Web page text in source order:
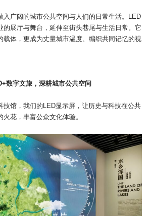
入广阔的城市公共空间与人们的日常生活。LED
的展厅与舞台，延伸至街头巷尾与生活日常。它
载体，更成为丈量城市温度、编织共同记忆的视
数字文旅，深耕城市公共空间
技馆，我们的LED显示屏，让历史与科技在公共
花，丰富公众文化体验。